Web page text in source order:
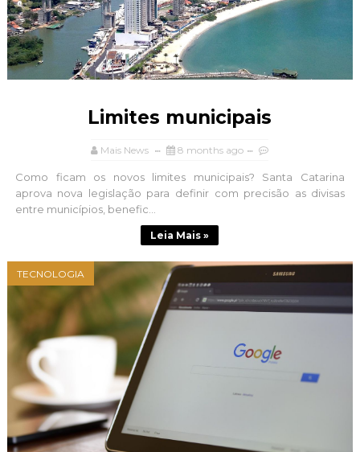
Limites municipais
Mais News 8 months ago
Como ficam os novos limites municipais? Santa Catarina
aprova nova legislação para definir com precisão as divisas
entre municípios, benefic...
Leia Mais »
TECNOLOGIA